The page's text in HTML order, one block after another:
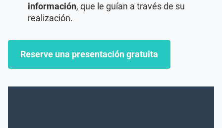
información, que le guían a través de su
realización.
Reserve una presentación gratuita